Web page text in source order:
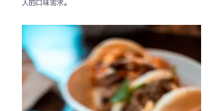
人的口味需求。